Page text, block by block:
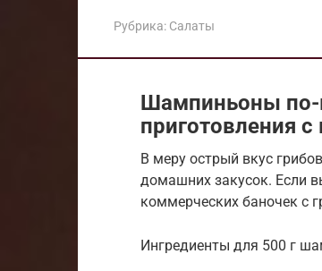
Рубрика: Салаты
Шампиньоны по-
приготовления
В меру острый вкус
домашних закусок. Если
коммерческих баночек с
Ингредиенты для 500 г